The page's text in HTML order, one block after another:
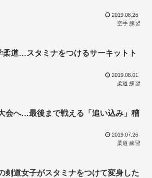
2019.08.26
空手 練習
柔道…スタミナをつけるサーキットト
2019.08.01
柔道 練習
会へ…最後まで戦える「追い込み」稽
2019.07.26
柔道 練習
剣道女子がスタミナをつけて変身した